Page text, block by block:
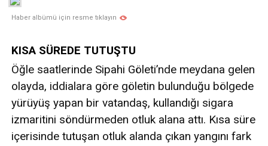
Haber albümü için resme tıklayın
KISA SÜREDE TUTUŞTU
Öğle saatlerinde Sipahi Göleti’nde meydana gelen
olayda, iddialara göre göletin bulunduğu bölgede
yürüyüş yapan bir vatandaş, kullandığı sigara
izmaritini söndürmeden otluk alana attı. Kısa süre
içerisinde tutuşan otluk alanda çıkan yangını fark